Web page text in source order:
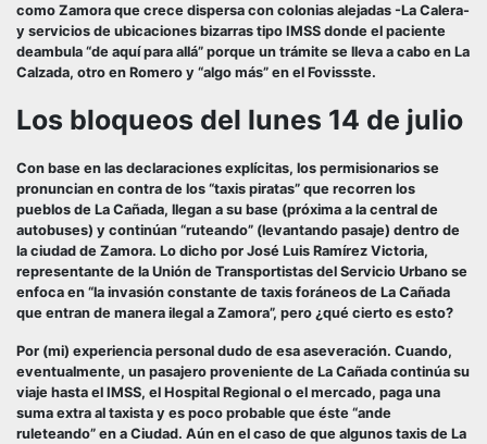
como Zamora que crece dispersa con colonias alejadas -La Calera-
y servicios de ubicaciones bizarras tipo IMSS donde el paciente
deambula “de aquí para allá” porque un trámite se lleva a cabo en La
Calzada, otro en Romero y “algo más” en el Fovissste.
Los bloqueos del lunes 14 de julio
Con base en las declaraciones explícitas, los permisionarios se
pronuncian en contra de los “taxis piratas” que recorren los
pueblos de La Cañada, llegan a su base (próxima a la central de
autobuses) y continúan “ruteando” (levantando pasaje) dentro de
la ciudad de Zamora. Lo dicho por José Luis Ramírez Victoria,
representante de la Unión de Transportistas del Servicio Urbano se
enfoca en “la invasión constante de taxis foráneos de La Cañada
que entran de manera ilegal a Zamora”, pero ¿qué cierto es esto?
Por (mi) experiencia personal dudo de esa aseveración. Cuando,
eventualmente, un pasajero proveniente de La Cañada continúa su
viaje hasta el IMSS, el Hospital Regional o el mercado, paga una
suma extra al taxista y es poco probable que éste “ande
ruleteando” en a Ciudad. Aún en el caso de que algunos taxis de La